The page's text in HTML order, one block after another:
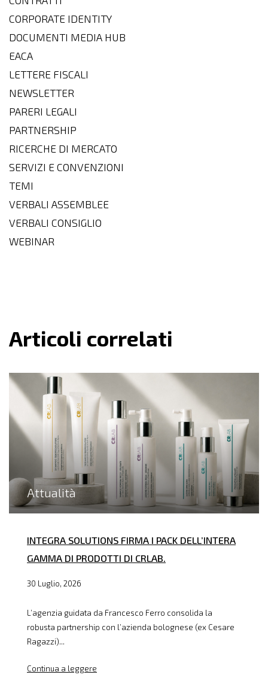
CORPORATE IDENTITY
DOCUMENTI MEDIA HUB
EACA
LETTERE FISCALI
NEWSLETTER
PARERI LEGALI
PARTNERSHIP
RICERCHE DI MERCATO
SERVIZI E CONVENZIONI
TEMI
VERBALI ASSEMBLEE
VERBALI CONSIGLIO
WEBINAR
Articoli correlati
Attualità
INTEGRA SOLUTIONS FIRMA I PACK DELL’INTERA
GAMMA DI PRODOTTI DI CRLAB.
30 Luglio, 2026
L’agenzia guidata da Francesco Ferro consolida la
robusta partnership con l’azienda bolognese (ex Cesare
Ragazzi)...
Continua a leggere